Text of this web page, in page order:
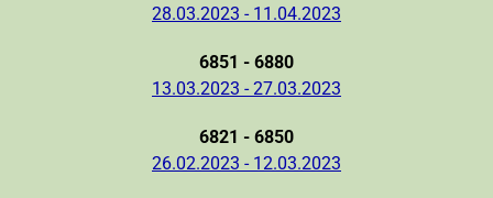
28.03.2023 - 11.04.2023
6851 - 6880
13.03.2023 - 27.03.2023
6821 - 6850
26.02.2023 - 12.03.2023